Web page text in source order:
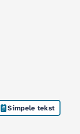
Simpele tekst